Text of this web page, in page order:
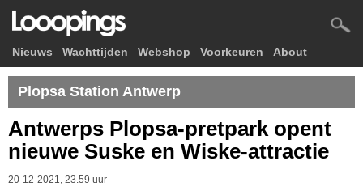
Nieuws Wachttijden Webshop Voorkeuren About
Plopsa Station Antwerp
Antwerps Plopsa-pretpark opent
nieuwe Suske en Wiske-attractie
20-12-2021, 23.59 uur